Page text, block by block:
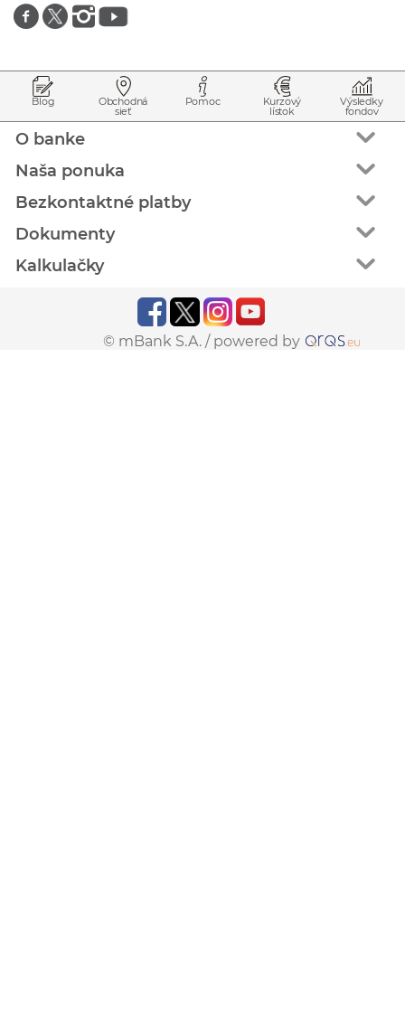
Znajdź nas na facebooku
Znajdź nas na twitterze
Znajdź nas na instagramie
Znajdź nas na youtube
Blog Obchodná
sieť
Pomoc Kurzový
lístok
Výsledky
fondov
O banke
Naša ponuka
Bezkontaktné platby
Dokumenty
Kalkulačky
© mBank S.A. / powered by